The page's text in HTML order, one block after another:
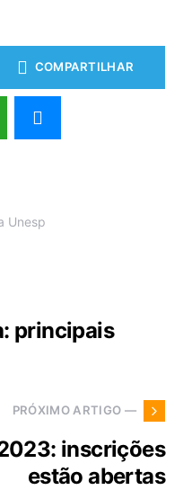
COMPARTILHAR
Unesp
principais
PRÓXIMO ARTIGO —
inscrições
estão abertas